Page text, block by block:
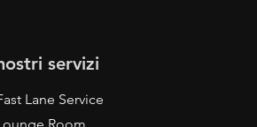
servizi
Lane Service